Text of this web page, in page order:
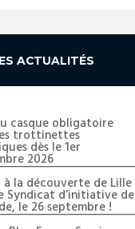
ACTUALITÉS
casque obligatoire
trottinettes
dès le 1er
2026
à la découverte de Lille
Syndicat d’initiative de
le 26 septembre !